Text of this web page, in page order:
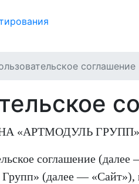
соглашение
«АРТМОДУЛЬ ГРУПП»
соглашение
(далее —